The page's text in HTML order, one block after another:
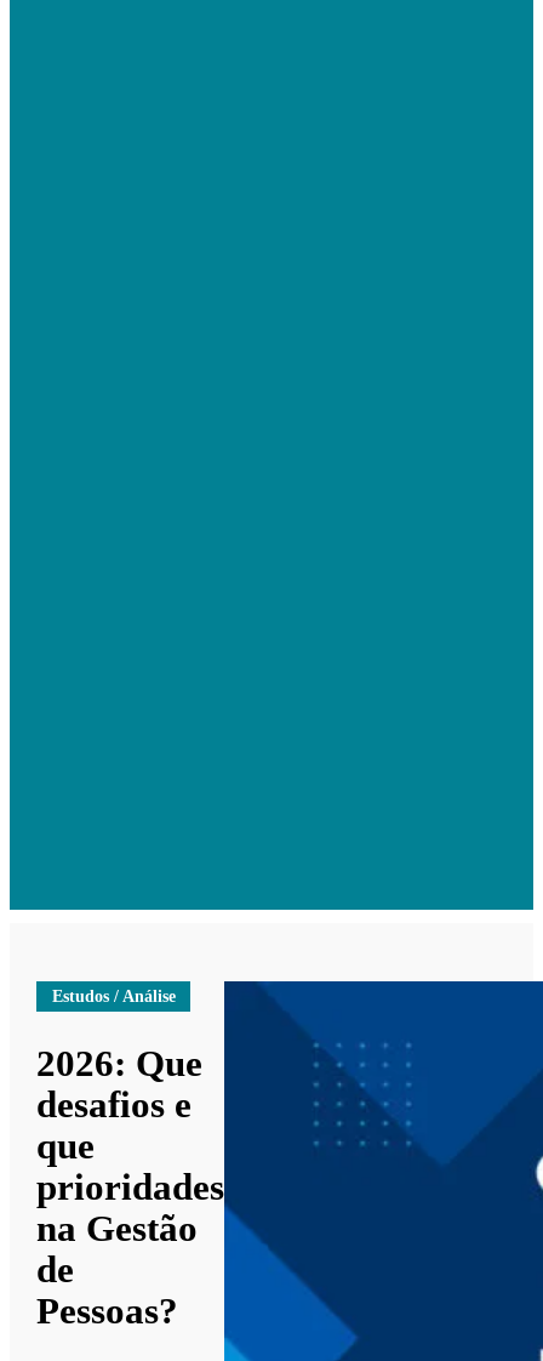
Estudos / Análise
2026: Que
desafios e
que
prioridades
na Gestão
de
Pessoas?